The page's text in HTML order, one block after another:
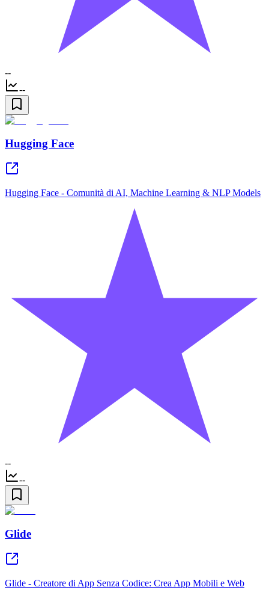
--
--
Hugging Face
Hugging Face - Comunità di AI, Machine Learning & NLP Models
--
--
Glide
Glide - Creatore di App Senza Codice: Crea App Mobili e Web